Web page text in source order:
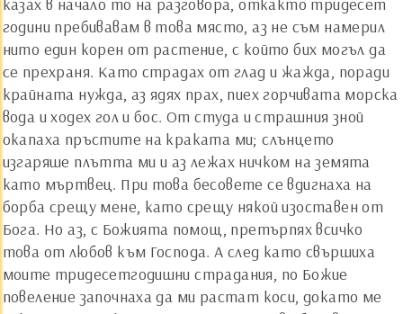
години пребивавам в това място, аз не съм намерил
нито един корен от растение, с който бих могъл да
се прехраня. Като страдах от глад и жажда, поради
крайната нужда, аз ядях прах, пиех горчивата морска
вода и ходех гол и бос. От студа и страшния зной
окапаха пръстите на краката ми; слънцето
изгаряше плътта ми и аз лежах ничком на земята
като мъртвец. При това бесовете се вдигнаха на
борба срещу мене, като срещу някой изоставен от
Бога. Но аз, с Божията помощ, претърпях всичко
това от любов към Господа. А след като свършиха
моите тридесетгодишни страдания, по Божие
повеление започнаха да ми растат коси, докато ме